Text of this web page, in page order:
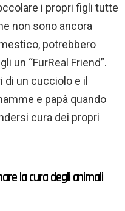
i propri figli tutte
non sono ancora
potrebbero
un “FurReal Friend”.
di un cucciolo e il
e papà quando
cura dei propri
la cura degli animali